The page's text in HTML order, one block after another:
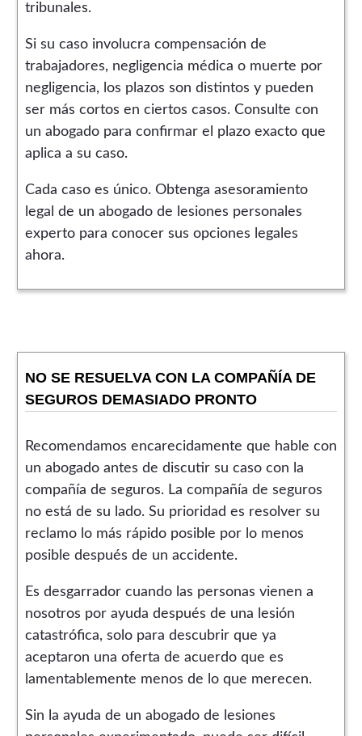
tribunales.
Si su caso involucra compensación de
trabajadores, negligencia médica o muerte por
negligencia, los plazos son distintos y pueden
ser más cortos en ciertos casos. Consulte con
un abogado para confirmar el plazo exacto que
aplica a su caso.
Cada caso es único. Obtenga asesoramiento
legal de un abogado de lesiones personales
experto para conocer sus opciones legales
ahora.
NO SE RESUELVA CON LA COMPAÑÍA DE
SEGUROS DEMASIADO PRONTO
Recomendamos encarecidamente que hable con
un abogado antes de discutir su caso con la
compañía de seguros. La compañía de seguros
no está de su lado. Su prioridad es resolver su
reclamo lo más rápido posible por lo menos
posible después de un accidente.
Es desgarrador cuando las personas vienen a
nosotros por ayuda después de una lesión
catastrófica, solo para descubrir que ya
aceptaron una oferta de acuerdo que es
lamentablemente menos de lo que merecen.
Sin la ayuda de un abogado de lesiones